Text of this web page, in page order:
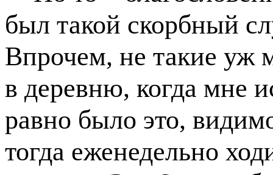
был такой скорбный
Впрочем, не такие уж
в деревню, когда мне
равно было это,
тогда еженедельно